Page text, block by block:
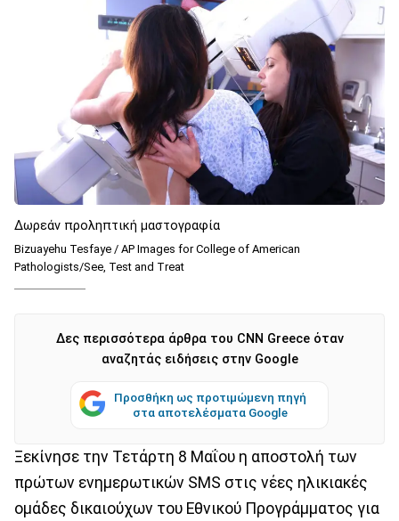
Δωρεάν προληπτική μαστογραφία
Bizuayehu Tesfaye / AP Images for College of American
Pathologists/See, Test and Treat
Δες περισσότερα άρθρα του CNN Greece όταν
αναζητάς ειδήσεις στην Google
Προσθήκη ως προτιμώμενη πηγή
στα αποτελέσματα Google
Ξεκίνησε την Τετάρτη 8 Μαΐου η αποστολή των
πρώτων ενημερωτικών SMS στις νέες ηλικιακές
ομάδες δικαιούχων του Εθνικού Προγράμματος για